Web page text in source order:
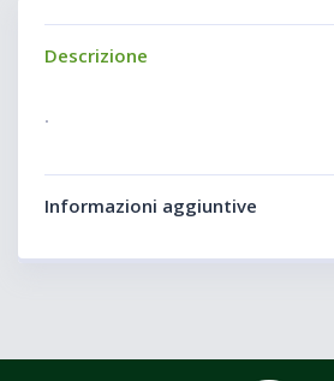
Descrizione
.
Informazioni aggiuntive